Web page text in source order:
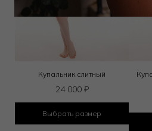
Купальник слитный
24 000 ₽
Выбрать размер